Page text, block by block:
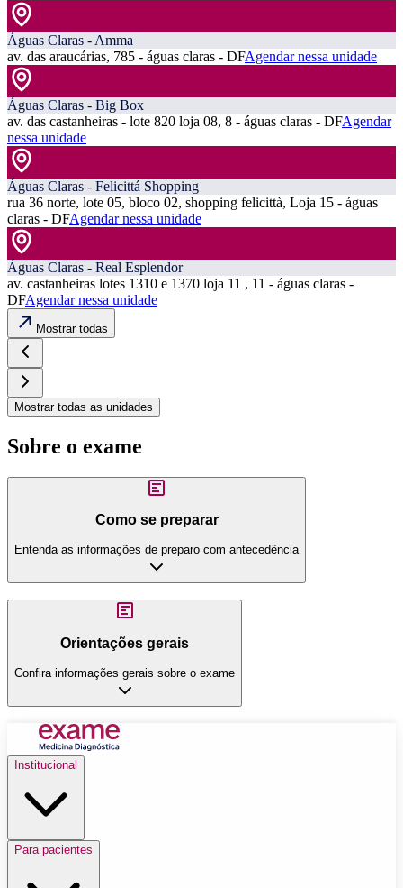
Águas Claras - Amma
av. das araucárias, 785 - águas claras - DFAgendar nessa unidade
Águas Claras - Big Box
av. das castanheiras - lote 820 loja 08, 8 - águas claras - DFAgendar
nessa unidade
Águas Claras - Felicittá Shopping
rua 36 norte, lote 05, bloco 02, shopping felicittà, Loja 15 - águas
claras - DFAgendar nessa unidade
Águas Claras - Real Esplendor
av. castanheiras lotes 1310 e 1370 loja 11 , 11 - águas claras -
DFAgendar nessa unidade
Mostrar todas
Mostrar todas as unidades
Sobre o exame
Como se preparar
Entenda as informações de preparo com antecedência
Orientações gerais
Confira informações gerais sobre o exame
Institucional
Para pacientes